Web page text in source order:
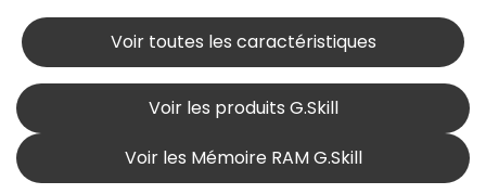
Voir toutes les caractéristiques
Voir les produits G.Skill
Voir les Mémoire RAM G.Skill